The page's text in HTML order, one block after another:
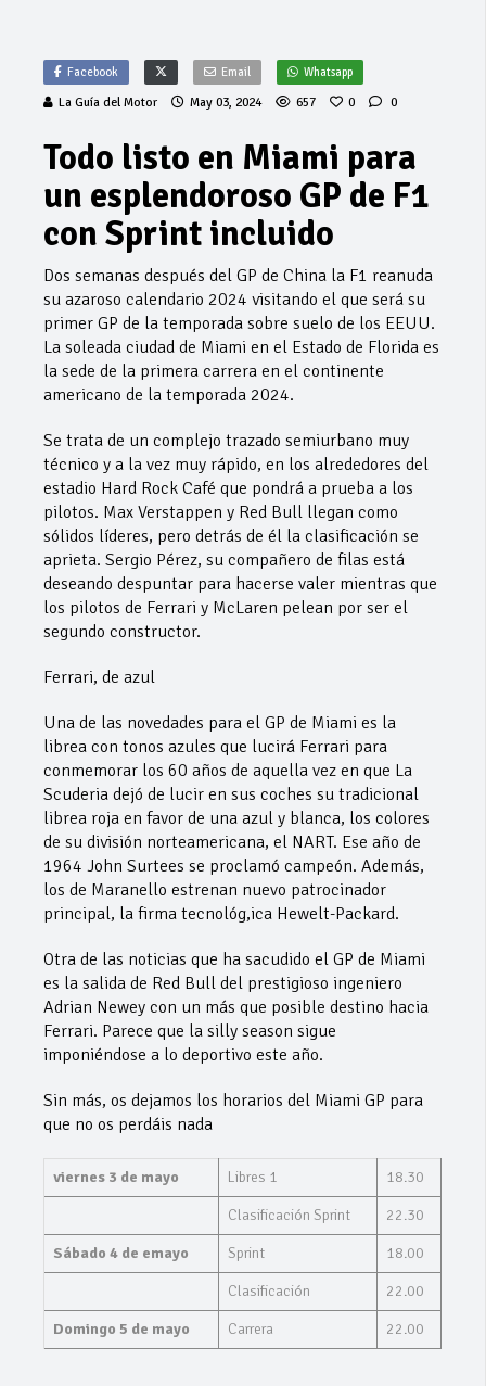
Facebook Email Whatsapp
La Guía del Motor May 03, 2024 657 0 0
Todo listo en Miami para
un esplendoroso GP de F1
con Sprint incluido
Dos semanas después del GP de China la F1 reanuda
su azaroso calendario 2024 visitando el que será su
primer GP de la temporada sobre suelo de los EEUU.
La soleada ciudad de Miami en el Estado de Florida es
la sede de la primera carrera en el continente
americano de la temporada 2024.
Se trata de un complejo trazado semiurbano muy
técnico y a la vez muy rápido, en los alrededores del
estadio Hard Rock Café que pondrá a prueba a los
pilotos. Max Verstappen y Red Bull llegan como
sólidos líderes, pero detrás de él la clasificación se
aprieta. Sergio Pérez, su compañero de filas está
deseando despuntar para hacerse valer mientras que
los pilotos de Ferrari y McLaren pelean por ser el
segundo constructor.
Ferrari, de azul
Una de las novedades para el GP de Miami es la
librea con tonos azules que lucirá Ferrari para
conmemorar los 60 años de aquella vez en que La
Scuderia dejó de lucir en sus coches su tradicional
librea roja en favor de una azul y blanca, los colores
de su división norteamericana, el NART. Ese año de
1964 John Surtees se proclamó campeón. Además,
los de Maranello estrenan nuevo patrocinador
principal, la firma tecnológ,ica Hewelt-Packard.
Otra de las noticias que ha sacudido el GP de Miami
es la salida de Red Bull del prestigioso ingeniero
Adrian Newey con un más que posible destino hacia
Ferrari. Parece que la silly season sigue
imponiéndose a lo deportivo este año.
Sin más, os dejamos los horarios del Miami GP para
que no os perdáis nada
viernes 3 de mayo Libres 1 18.30
Clasificación Sprint 22.30
Sábado 4 de emayo Sprint 18.00
Clasificación 22.00
Domingo 5 de mayo Carrera 22.00